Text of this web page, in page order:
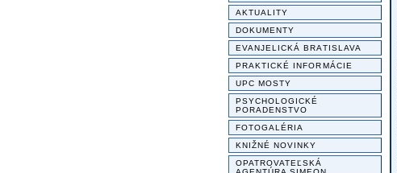
AKTUALITY
DOKUMENTY
EVANJELICKÁ BRATISLAVA
PRAKTICKÉ INFORMÁCIE
UPC MOSTY
PSYCHOLOGICKÉ
PORADENSTVO
FOTOGALÉRIA
KNIŽNÉ NOVINKY
OPATROVATEĽSKÁ